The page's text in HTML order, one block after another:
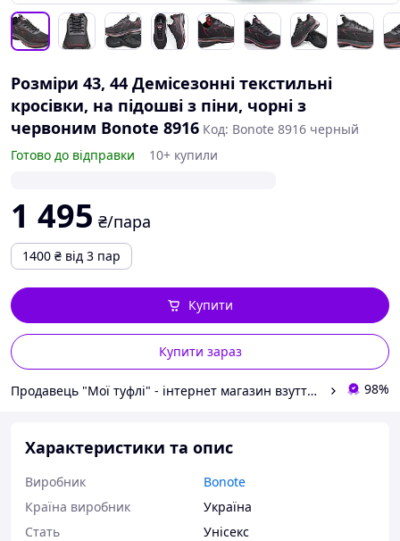
Розміри 43, 44 Демісезонні текстильні
кросівки, на підошві з піни, чорні з
червоним Bonote 8916 Код: Bonote 8916 черный
Готово до відправки
10+ купили
1 495 ₴/пара
1400 ₴ від 3 пар
Купити зараз
Купити
Продавець "Мої туфлі" - інтернет магазин взуття на всі випадки життя. 98%
Характеристики та опис
Виробник
Bonote
Країна виробник
Україна
Стать
Унісекс